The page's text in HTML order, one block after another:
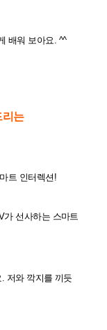
배워 보아요. ^^
리는
트 인터렉션!
가 선사하는 스마트
저와 깍지를 끼듯